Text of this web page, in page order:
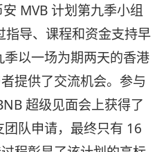
MVB 计划第九季小组
指导、课程和资金支持早
以一场为期两天的香港
提供了交流机会。参与
超级见面会上获得了
队申请，最终只有 16